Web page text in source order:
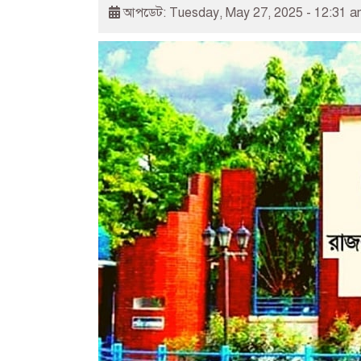
আপডেট: Tuesday, May 27, 2025 - 12:31